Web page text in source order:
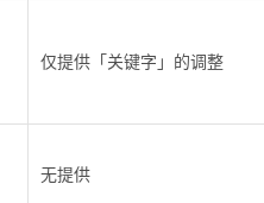
仅提供「关键字」的调整
无提供